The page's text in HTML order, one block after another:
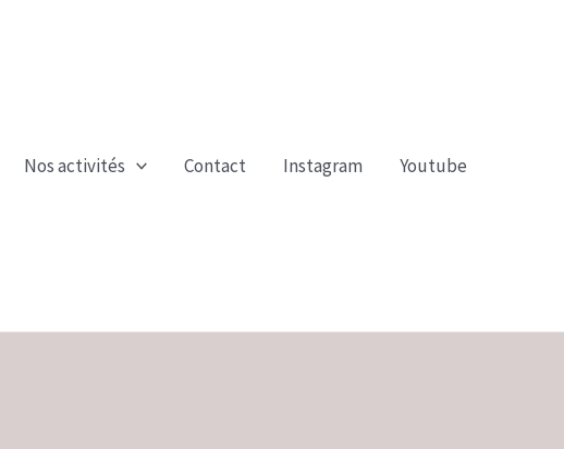
Nos activités Contact Instagram Youtube